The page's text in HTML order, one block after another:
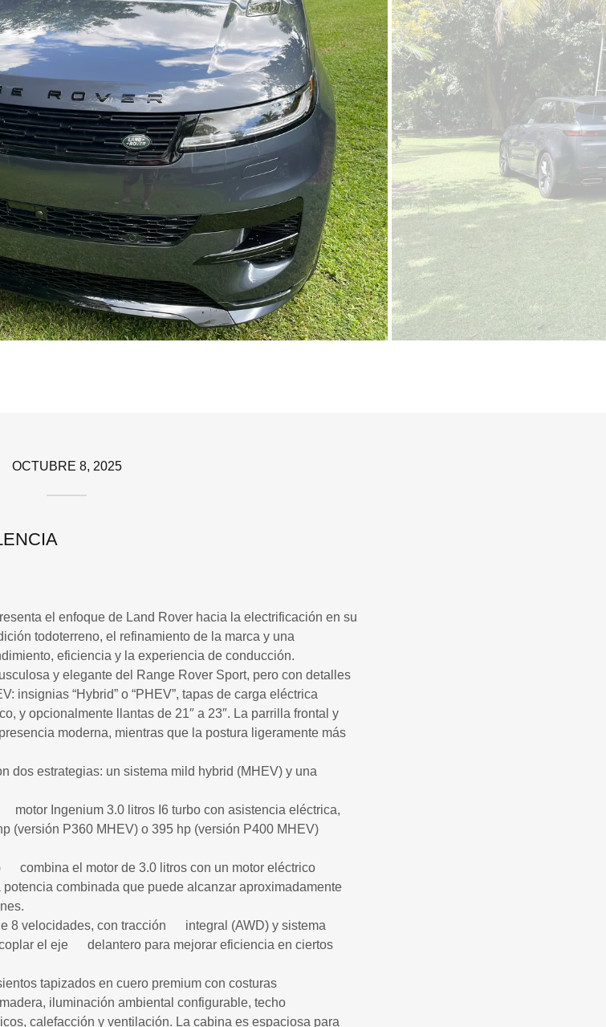
OCTUBRE 8, 2025
el enfoque de Land Rover hacia la electrificación en su
todoterreno, el refinamiento de la marca y una
eficiencia y la experiencia de conducción.
y elegante del Range Rover Sport, pero con detalles
insignias “Hybrid” o “PHEV”, tapas de carga eléctrica
y opcionalmente llantas de 21″ a 23″. La parrilla frontal y
moderna, mientras que la postura ligeramente más
dos estrategias: un sistema mild hybrid (MHEV) y una
Ingenium 3.0 litros I6 turbo con asistencia eléctrica,
P360 MHEV) o 395 hp (versión P400 MHEV)
combina el motor de 3.0 litros con un motor eléctrico
combinada que puede alcanzar aproximadamente
8 velocidades, con tracción integral (AWD) y sistema
el eje delantero para mejorar eficiencia en ciertos
tapizados en cuero premium con costuras
iluminación ambiental configurable, techo
calefacción y ventilación. La cabina es espaciosa para